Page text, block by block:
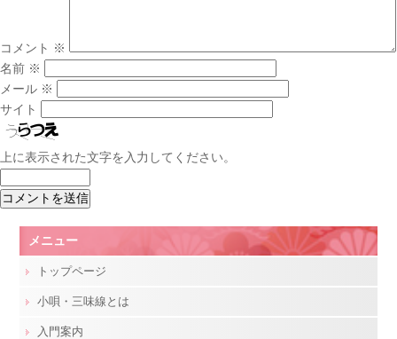
コメント ※
名前 ※
メール ※
サイト
上に表示された文字を入力してください。
メニュー
トップページ
小唄・三味線とは
入門案内